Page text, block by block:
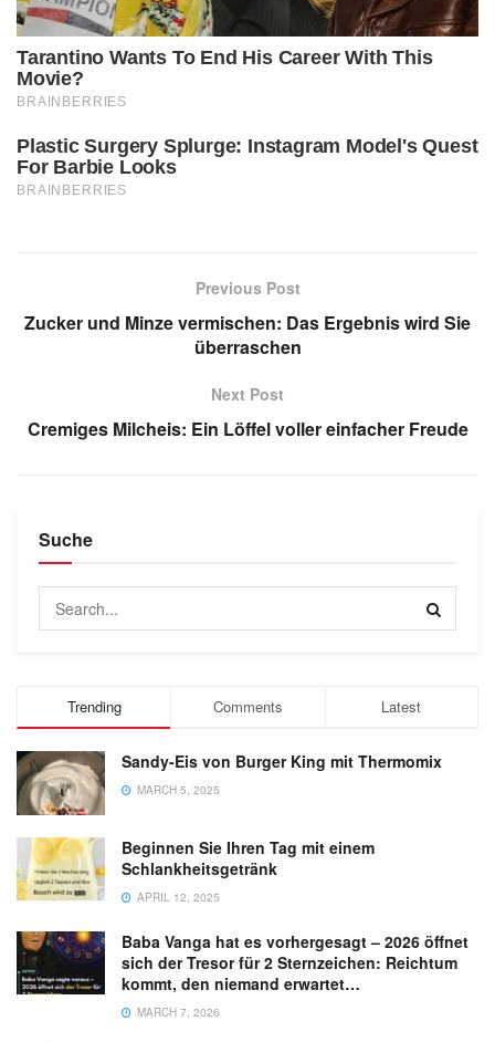
Previous Post
Zucker und Minze vermischen: Das Ergebnis wird Sie
überraschen
Next Post
Cremiges Milcheis: Ein Löffel voller einfacher Freude
Suche
Trending Comments Latest
Sandy-Eis von Burger King mit Thermomix
MARCH 5, 2025
Beginnen Sie Ihren Tag mit einem
Schlankheitsgetränk
APRIL 12, 2025
Baba Vanga hat es vorhergesagt – 2026 öffnet
sich der Tresor für 2 Sternzeichen: Reichtum
kommt, den niemand erwartet…
MARCH 7, 2026